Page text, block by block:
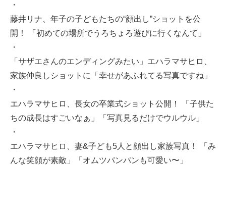
・
藤井リナ、年子の子どもたちの“顔出し”ショットを公
開！ 「初めての場所でうろちょろ遊びに行くなんて」
・
「サザエさんのエンディングみたい」エハラマサヒロ、
家族仲良しショットに「幸せがあふれてる写真ですね」
・
エハラマサヒロ、長女の卒業式ショット公開！ 「子供た
ちの成長はすごいなぁ」「写真見るだけでウルウル」
・
エハラマサヒロ、妻&子ども5人と顔出し家族写真！ 「み
んな笑顔が素敵」「オムツパンパンも可愛い〜」